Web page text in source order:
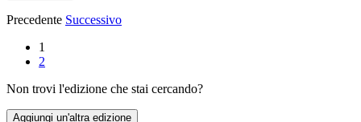
Precedente Successivo
1
2
Non trovi l'edizione che stai cercando?
Aggiungi un'altra edizione